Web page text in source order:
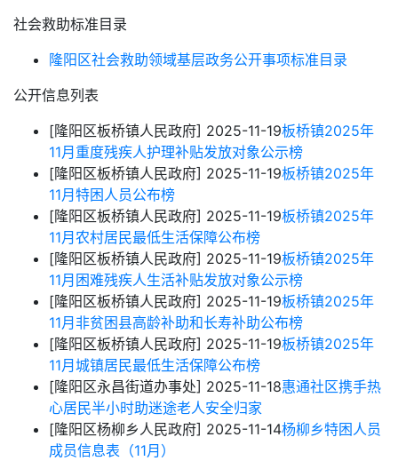
社会救助标准目录
隆阳区社会救助领域基层政务公开事项标准目录
公开信息列表
[隆阳区板桥镇人民政府] 2025-11-19板桥镇2025年
11月重度残疾人护理补贴发放对象公示榜
[隆阳区板桥镇人民政府] 2025-11-19板桥镇2025年
11月特困人员公布榜
[隆阳区板桥镇人民政府] 2025-11-19板桥镇2025年
11月农村居民最低生活保障公布榜
[隆阳区板桥镇人民政府] 2025-11-19板桥镇2025年
11月困难残疾人生活补贴发放对象公示榜
[隆阳区板桥镇人民政府] 2025-11-19板桥镇2025年
11月非贫困县高龄补助和长寿补助公布榜
[隆阳区板桥镇人民政府] 2025-11-19板桥镇2025年
11月城镇居民最低生活保障公布榜
[隆阳区永昌街道办事处] 2025-11-18惠通社区携手热
心居民半小时助迷途老人安全归家
[隆阳区杨柳乡人民政府] 2025-11-14杨柳乡特困人员
成员信息表（11月）